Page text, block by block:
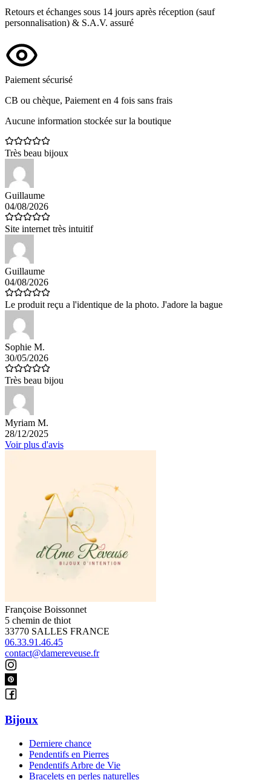
Retours et échanges sous 14 jours après réception (sauf
personnalisation) & S.A.V. assuré
Paiement sécurisé
CB ou chèque, Paiement en 4 fois sans frais
Aucune information stockée sur la boutique
Très beau bijoux
Guillaume
04/08/2026
Site internet très intuitif
Guillaume
04/08/2026
Le produit reçu a l'identique de la photo. J'adore la bague
Sophie M.
30/05/2026
Très beau bijou
Myriam M.
28/12/2025
Voir plus d'avis
Françoise Boissonnet
5 chemin de thiot
33770 SALLES FRANCE
06.33.91.46.45
contact@damereveuse.fr
Bijoux
Derniere chance
Pendentifs en Pierres
Pendentifs Arbre de Vie
Bracelets en perles naturelles